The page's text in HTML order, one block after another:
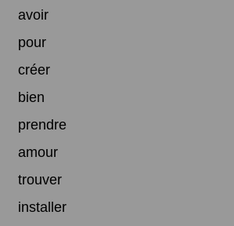
avoir
pour
créer
bien
prendre
amour
trouver
installer